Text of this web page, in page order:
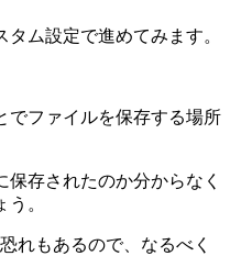
ム設定で進めてみます。
でファイルを保存する場所
存されたのか分からなく
。
れもあるので、なるべく